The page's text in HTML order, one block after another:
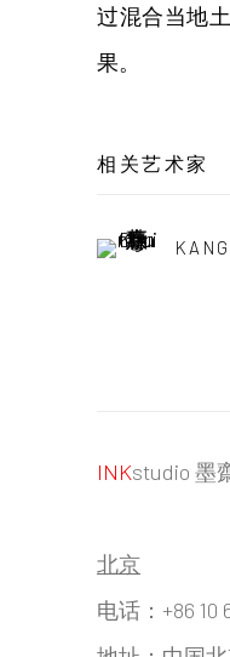
过混合当地
果。
相关艺术家
INKstudio 墨
北京
电话：+86 10